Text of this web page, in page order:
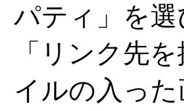
パティ」を選
「リンク先
イルの入っ